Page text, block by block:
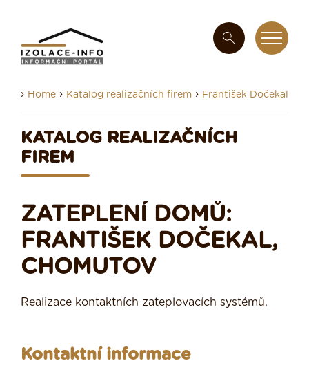
› Home › Katalog realizačních firem › František Dočekal
KATALOG REALIZAČNÍCH
FIREM
ZATEPLENÍ DOMŮ:
FRANTIŠEK DOČEKAL,
CHOMUTOV
Realizace kontaktních zateplovacích systémů.
Kontaktní informace